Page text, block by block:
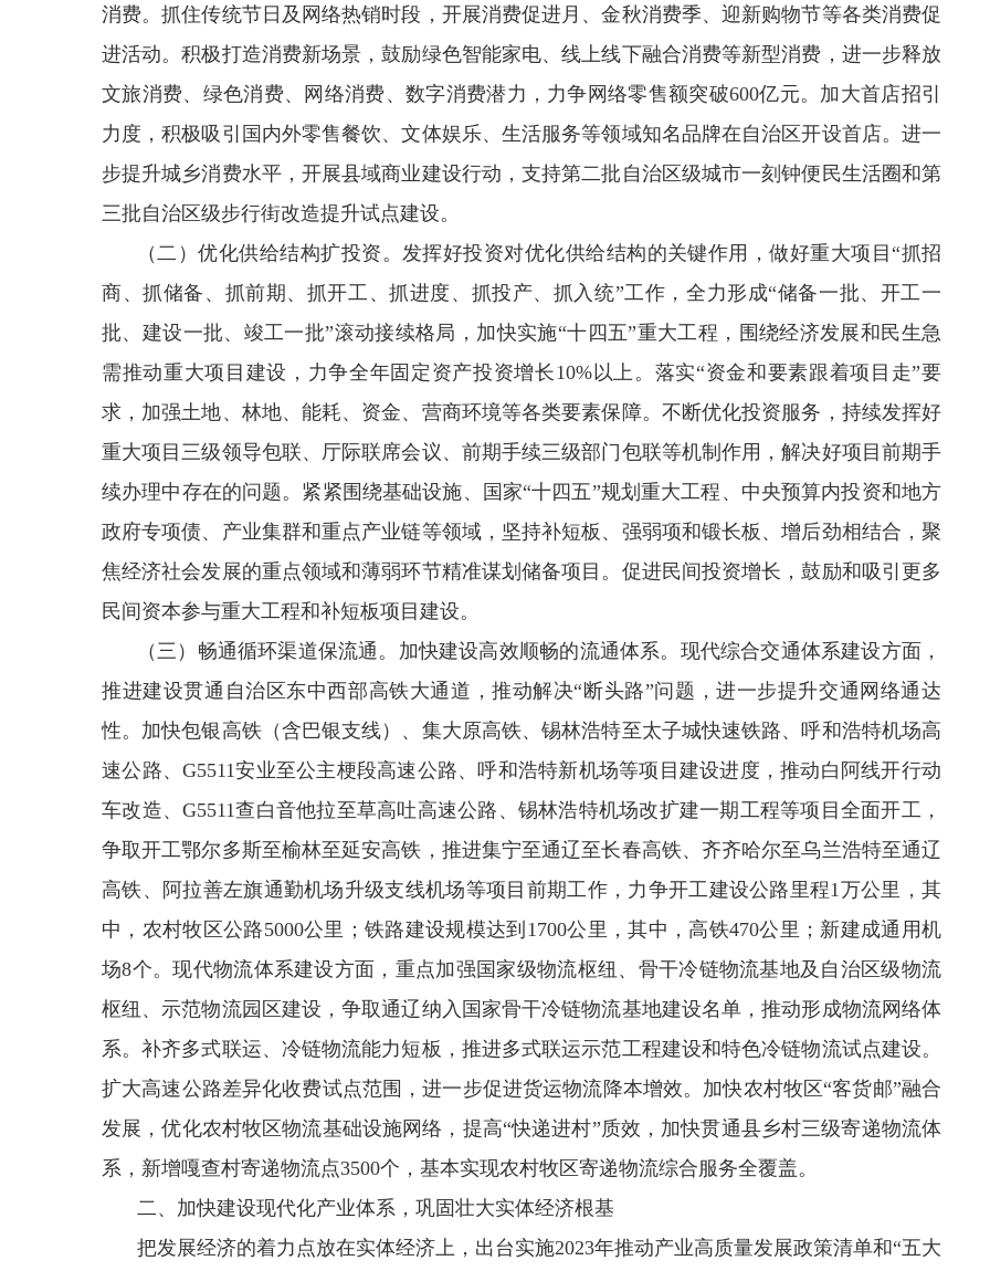
消费。抓住传统节日及网络热销时段，开展消费促进月、金秋消费季、迎新购物节等各类消费促
进活动。积极打造消费新场景，鼓励绿色智能家电、线上线下融合消费等新型消费，进一步释放
文旅消费、绿色消费、网络消费、数字消费潜力，力争网络零售额突破600亿元。加大首店招引
力度，积极吸引国内外零售餐饮、文体娱乐、生活服务等领域知名品牌在自治区开设首店。进一
步提升城乡消费水平，开展县域商业建设行动，支持第二批自治区级城市一刻钟便民生活圈和第
三批自治区级步行街改造提升试点建设。
（二）优化供给结构扩投资。发挥好投资对优化供给结构的关键作用，做好重大项目“抓招
商、抓储备、抓前期、抓开工、抓进度、抓投产、抓入统”工作，全力形成“储备一批、开工一
批、建设一批、竣工一批”滚动接续格局，加快实施“十四五”重大工程，围绕经济发展和民生急
需推动重大项目建设，力争全年固定资产投资增长10%以上。落实“资金和要素跟着项目走”要
求，加强土地、林地、能耗、资金、营商环境等各类要素保障。不断优化投资服务，持续发挥好
重大项目三级领导包联、厅际联席会议、前期手续三级部门包联等机制作用，解决好项目前期手
续办理中存在的问题。紧紧围绕基础设施、国家“十四五”规划重大工程、中央预算内投资和地方
政府专项债、产业集群和重点产业链等领域，坚持补短板、强弱项和锻长板、增后劲相结合，聚
焦经济社会发展的重点领域和薄弱环节精准谋划储备项目。促进民间投资增长，鼓励和吸引更多
民间资本参与重大工程和补短板项目建设。
（三）畅通循环渠道保流通。加快建设高效顺畅的流通体系。现代综合交通体系建设方面，
推进建设贯通自治区东中西部高铁大通道，推动解决“断头路”问题，进一步提升交通网络通达
性。加快包银高铁（含巴银支线）、集大原高铁、锡林浩特至太子城快速铁路、呼和浩特机场高
速公路、G5511安业至公主梗段高速公路、呼和浩特新机场等项目建设进度，推动白阿线开行动
车改造、G5511查白音他拉至草高吐高速公路、锡林浩特机场改扩建一期工程等项目全面开工，
争取开工鄂尔多斯至榆林至延安高铁，推进集宁至通辽至长春高铁、齐齐哈尔至乌兰浩特至通辽
高铁、阿拉善左旗通勤机场升级支线机场等项目前期工作，力争开工建设公路里程1万公里，其
中，农村牧区公路5000公里；铁路建设规模达到1700公里，其中，高铁470公里；新建成通用机
场8个。现代物流体系建设方面，重点加强国家级物流枢纽、骨干冷链物流基地及自治区级物流
枢纽、示范物流园区建设，争取通辽纳入国家骨干冷链物流基地建设名单，推动形成物流网络体
系。补齐多式联运、冷链物流能力短板，推进多式联运示范工程建设和特色冷链物流试点建设。
扩大高速公路差异化收费试点范围，进一步促进货运物流降本增效。加快农村牧区“客货邮”融合
发展，优化农村牧区物流基础设施网络，提高“快递进村”质效，加快贯通县乡村三级寄递物流体
系，新增嘎查村寄递物流点3500个，基本实现农村牧区寄递物流综合服务全覆盖。
二、加快建设现代化产业体系，巩固壮大实体经济根基
把发展经济的着力点放在实体经济上，出台实施2023年推动产业高质量发展政策清单和“五大